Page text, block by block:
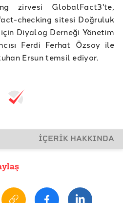
zirvesi GlobalFact3'te,
checking sitesi Doğruluk
Diyalog Derneği Yönetim
Ferdi Ferhat Özsoy ile
Ersun temsil ediyor.
İÇERİK HAKKINDA